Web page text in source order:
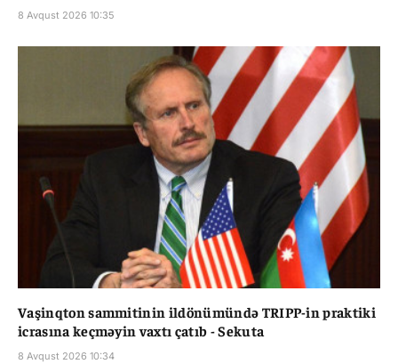
8 Avqust 2026 10:35
Vaşinqton sammitinin ildönümündə TRIPP-in praktiki
icrasına keçməyin vaxtı çatıb - Sekuta
8 Avqust 2026 10:34